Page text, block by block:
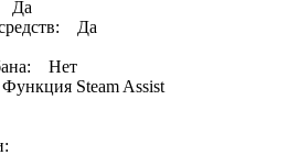
Да
Да
Нет
Steam Assist